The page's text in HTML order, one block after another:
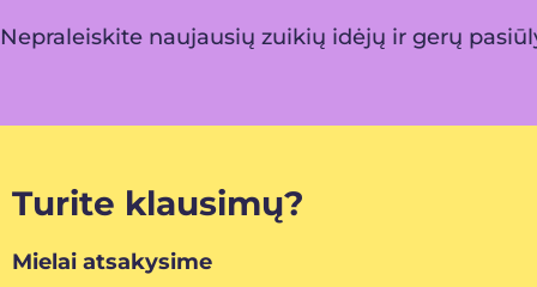
Nepraleiskite naujausių zuikių idėjų ir gerų
Turite klausimų?
Mielai atsakysime